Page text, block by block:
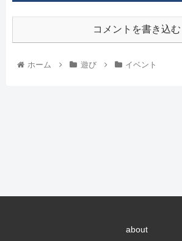
コメントを書き込む
ホーム 遊び イベント
about